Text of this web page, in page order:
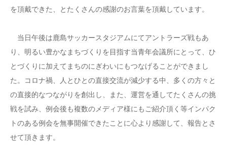
を頂戴できた、とたくさんの感謝のお言葉を頂戴しています。
当日午後は鹿島サッカースタジアムにてアントラーズ戦もあ
り、明るい豊かなまちづくりを目指す当青年会議所にとって、ひ
とづくりに加えてまちのにぎわいにもつなげることができまし
た。コロナ禍、人とひとの直接交流が減少する中、多くの方々と
の直接的なつながりを創出し、また、運営を通してたくさんの挑
戦を試み、例会後も複数のメディア様にもご紹介頂く等インパク
トのある例会を無事開催できたことに心より感謝して、報告とさ
せて頂きます。